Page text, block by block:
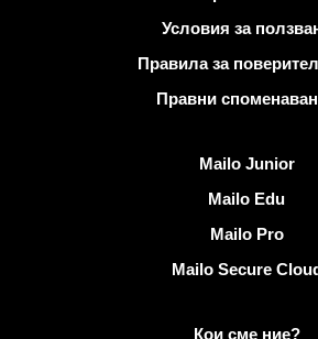
Условия за
Правила за
Правни
Mailo Junior
Mailo Edu
Mailo Pro
Mailo Secure
Повече информация за MailoКои сме ние?